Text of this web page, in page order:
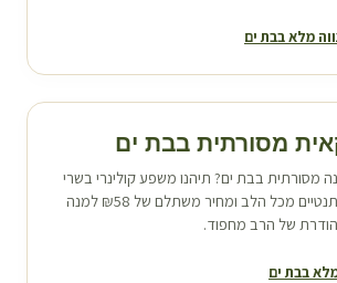
מלא בבת ים
מסורתית בבת ים
מסורתית בבת ים? תיהנו משפע קולינרי בשרי
עשיר, מטעמים אותנטיים מכל הלב ומחיר משתלם של ₪58 למנה
של הרב מחפוד.
בבת ים